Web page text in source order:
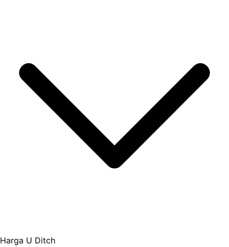
Harga U Ditch